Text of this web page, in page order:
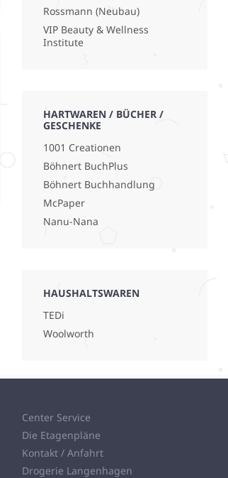
Rossmann (Neubau)
VIP Beauty & Wellness
Institute
HARTWAREN / BÜCHER /
GESCHENKE
1001 Creationen
Böhnert BuchPlus
Böhnert Buchhandlung
McPaper
Nanu-Nana
HAUSHALTSWAREN
TEDi
Woolworth
Center Service
Die Etagenpläne
Kontakt / Anfahrt
Drogerie Langenhagen